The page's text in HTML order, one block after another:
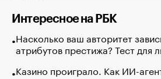
Интересное на РБК
Насколько ваш авторитет
атрибутов престижа? Тест для
Казино проиграло. Как ИИ-